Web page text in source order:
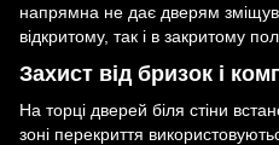
напрямна не дає дверям
відкритому, так і в закритому
Захист від бризок і
На торці дверей біля стіни
зоні перекриття